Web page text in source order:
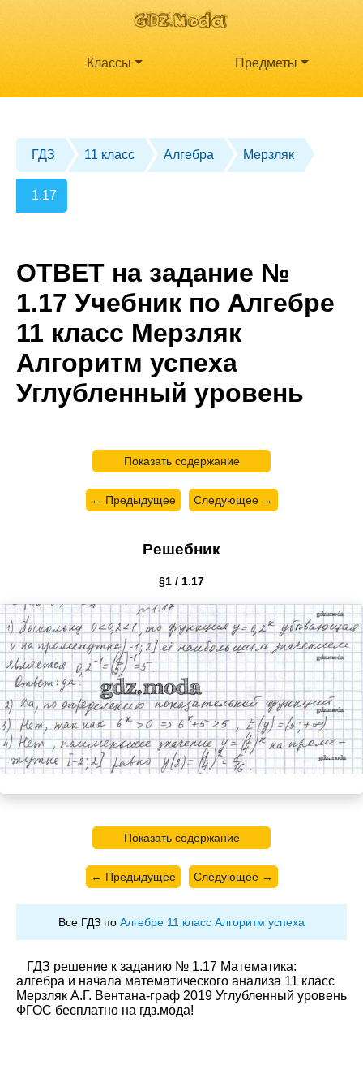
Классы Предметы
ГДЗ 11 класс Алгебра Мерзляк
1.17
ОТВЕТ на задание №
1.17 Учебник по Алгебре
11 класс Мерзляк
Алгоритм успеха
Углубленный уровень
Показать содержание
← Предыдущее Следующее →
Решебник
§1 / 1.17
Показать содержание
← Предыдущее Следующее →
Все ГДЗ по Алгебре 11 класс Алгоритм успеха
ГДЗ решение к заданию № 1.17 Математика:
алгебра и начала математического анализа 11 класс
Мерзляк А.Г. Вентана-граф 2019 Углубленный уровень
ФГОС бесплатно на гдз.мода!